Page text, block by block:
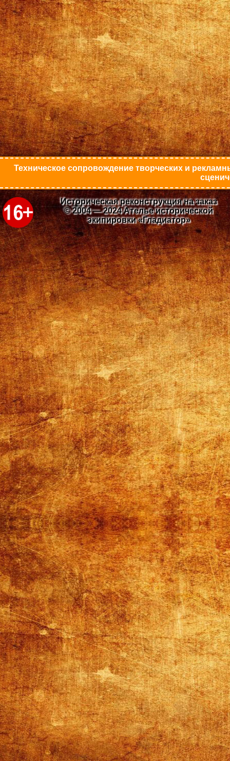
Техническое сопровождение творческих и
Историческая реконструкция на заказ
© 2004 — 2024 Ателье исторической
экипировки «Гладиатор»